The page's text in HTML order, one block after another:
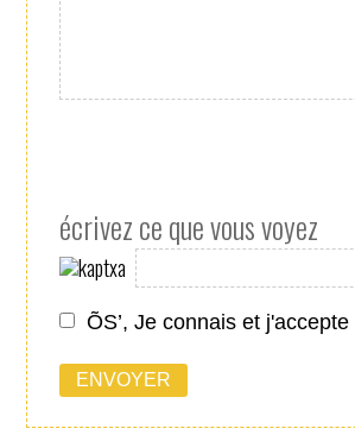
écrivez ce que vous voyez
ÕS’, Je connais et j'accepte